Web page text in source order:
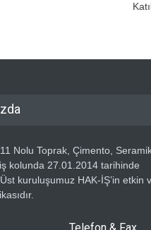
Nolu Toprak, Çimento,
kolunda 27.01.2014 tarihinde
kuruluşumuz HAK-İŞ’in etkin